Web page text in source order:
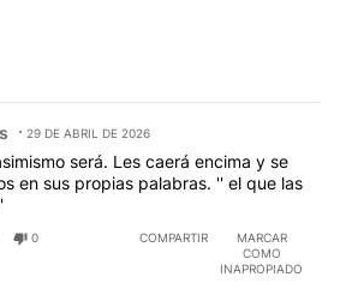
29 DE ABRIL DE 2026
será. Les caerá encima y se
en sus propias palabras. '' el que las
0 COMPARTIR
MARCAR
COMO
INAPROPIADO